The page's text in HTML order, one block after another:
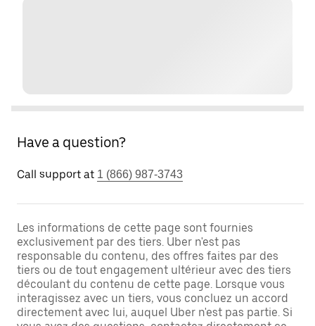
Have a question?
Call support at 1 (866) 987-3743
Les informations de cette page sont fournies
exclusivement par des tiers. Uber n'est pas
responsable du contenu, des offres faites par des
tiers ou de tout engagement ultérieur avec des tiers
découlant du contenu de cette page. Lorsque vous
interagissez avec un tiers, vous concluez un accord
directement avec lui, auquel Uber n'est pas partie. Si